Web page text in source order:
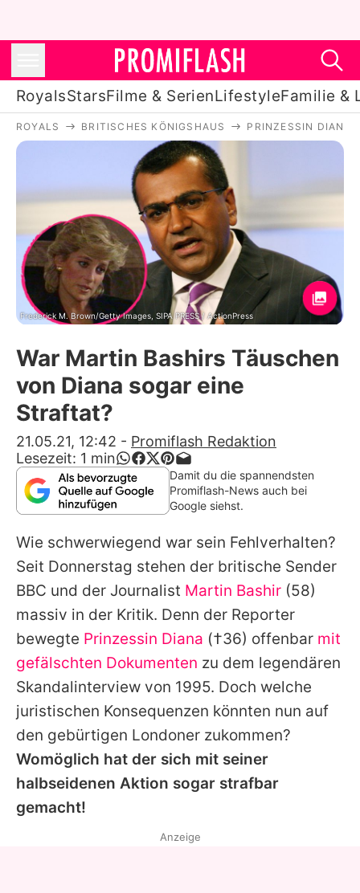
RoyalsStarsFilme & SerienLifestyleFamilie &
Royals
Stars
Filme & Serien
Lifestyle
Familie & Liebe
Promiflash Exklusiv
Alle Themen auf Promiflash
Jobs
App runterladen
Team
Redaktionelle Richtlinien
Impressum
Datenschutzerklärung
Nutzungsbedingungen
Utiq verwalten
ROYALS BRITISCHES KÖNIGSHAUS PRINZESSIN DIANA
Frederick M. Brown/Getty Images, SIPA PRESS / ActionPress
War Martin Bashirs Täuschen
von Diana sogar eine
Straftat?
21.05.21, 12:42 - Promiflash Redaktion
Lesezeit: 1 min
Damit du die spannendsten
Promiflash-News auch bei
Google siehst.
Wie schwerwiegend war sein Fehlverhalten?
Seit Donnerstag stehen der britische Sender
BBC und der Journalist Martin Bashir (58)
massiv in der Kritik. Denn der Reporter
bewegte Prinzessin Diana (†36) offenbar mit
gefälschten Dokumenten zu dem legendären
Skandalinterview von 1995. Doch welche
juristischen Konsequenzen könnten nun auf
den gebürtigen Londoner zukommen?
Womöglich hat der sich mit seiner
halbseidenen Aktion sogar strafbar
gemacht!
Anzeige